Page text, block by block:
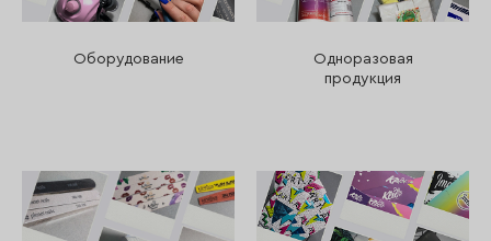
Оборудование
Одноразовая
продукция